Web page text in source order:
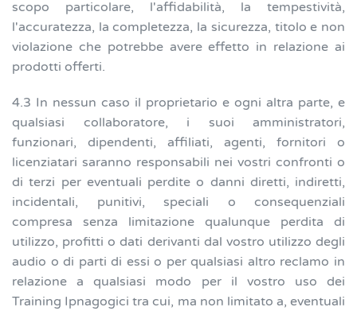
scopo particolare, l'affidabilità, la tempestività,
l'accuratezza, la completezza, la sicurezza, titolo e non
violazione che potrebbe avere effetto in relazione ai
prodotti offerti.
4.3 In nessun caso il proprietario e ogni altra parte, e
qualsiasi collaboratore, i suoi amministratori,
funzionari, dipendenti, affiliati, agenti, fornitori o
licenziatari saranno responsabili nei vostri confronti o
di terzi per eventuali perdite o danni diretti, indiretti,
incidentali, punitivi, speciali o consequenziali
compresa senza limitazione qualunque perdita di
utilizzo, profitti o dati derivanti dal vostro utilizzo degli
audio o di parti di essi o per qualsiasi altro reclamo in
relazione a qualsiasi modo per il vostro uso dei
Training Ipnagogici tra cui, ma non limitato a, eventuali